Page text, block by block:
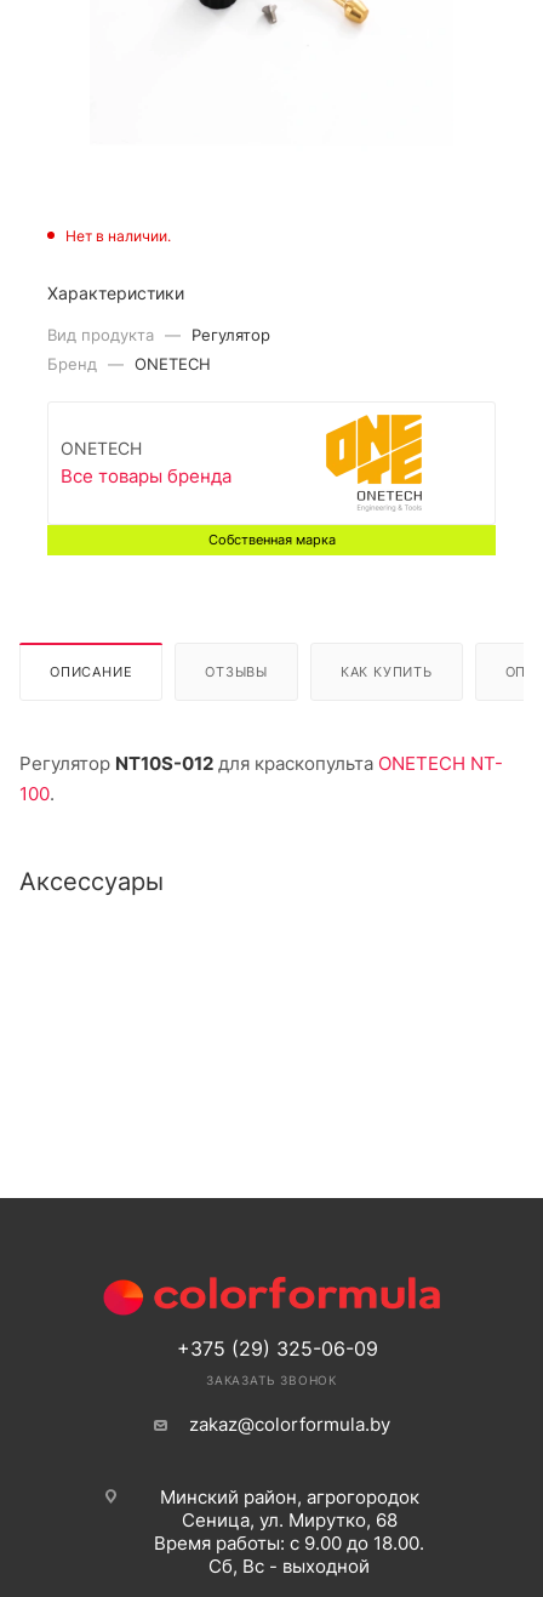
Нет в наличии.
Характеристики
Вид продукта —
Регулятор
Бренд — ONETECH
ONETECH
Все товары бренда
Собственная марка
ОПИСАНИЕ ОТЗЫВЫ КАК КУПИТЬ
Регулятор NT10S-012 для краскопульта ONETECH NT-
100.
Аксессуары
+375 (29) 325-06-09
ЗАКАЗАТЬ ЗВОНОК
zakaz@colorformula.by
Минский район, агрогородок
Сеница, ул. Мирутко, 68
Время работы: с 9.00 до 18.00.
Сб, Вс - выходной